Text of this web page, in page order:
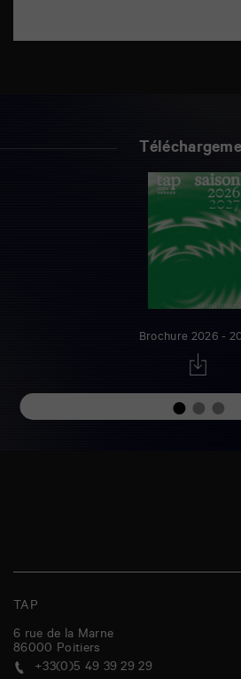
Brochure 2026 -
TAP
6 rue de la Marne
86000 Poitiers
+33(0)5 49 39 29 29